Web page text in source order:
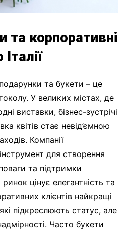
та корпоративні
подарунки та букети – це
У великих містах, де
виставки, бізнес-зустрічі
квітів стає невід’ємною
Компанії
для створення
та підтримки
ринок цінує елегантність та
клієнтів найкращі
підкреслюють статус, але
Часто букети